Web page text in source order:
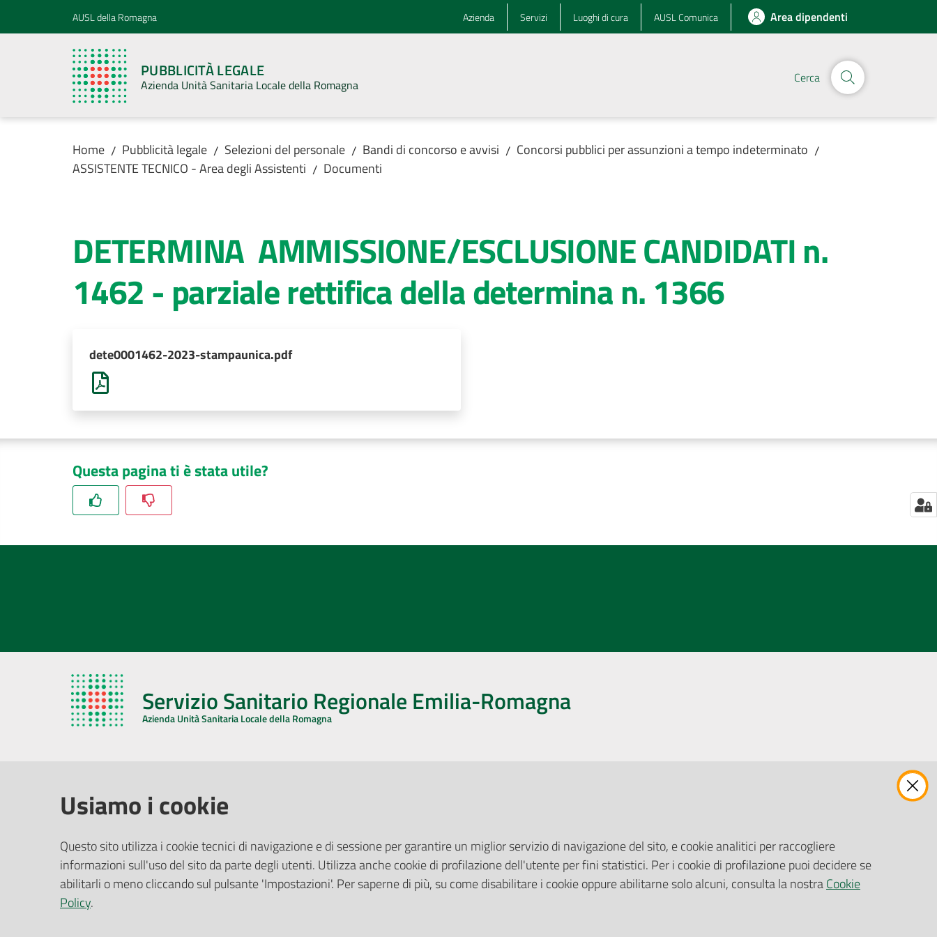
Vai al contenuto
Vai alla navigazioneAUSL della Romagna Azienda Servizi Luoghi di cura AUSL Comunica Area dipendenti
PUBBLICITÀ LEGALE
Azienda Unità Sanitaria Locale della Romagna Cerca
Home / Pubblicità legale / Selezioni del personale / Bandi di concorso e avvisi / Concorsi pubblici per assunzioni a tempo indeterminato /
ASSISTENTE TECNICO - Area degli Assistenti / Documenti
DETERMINA AMMISSIONE/ESCLUSIONE CANDIDATI n.
1462 - parziale rettifica della determina n. 1366
dete0001462-2023-stampaunica.pdf
Questa pagina ti è stata utile?
Servizio Sanitario Regionale Emilia-Romagna
Azienda Unità Sanitaria Locale della Romagna
Via De Gasperi, 8 - 48121 Ravenna (RA)
CF/P.IVA:02483810392
PEC:
azienda@pec.auslromagna.it
Ufficio Relazioni con il Pubblico
Riferimenti per la Stampa
Pubblicità legale
Albo Pretorio
Privacy Policy
Attuazione Misure PNRR
Gare e Appalti
Richiesta Patrocinio
Usiamo i cookie
Questo sito utilizza i cookie tecnici di navigazione e di sessione per garantire un miglior servizio di navigazione del sito, e cookie analitici per raccogliere
informazioni sull'uso del sito da parte degli utenti. Utilizza anche cookie di profilazione dell'utente per fini statistici. Per i cookie di profilazione puoi decidere se
abilitarli o meno cliccando sul pulsante 'Impostazioni'. Per saperne di più, su come disabilitare i cookie oppure abilitarne solo alcuni, consulta la nostraCookie
Policy.